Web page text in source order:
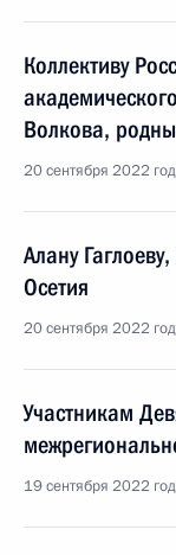
Коллективу
Волкова,
20 сентября 2022
Алану
Осетия
20 сентября 2022
Участникам
19 сентября 2022